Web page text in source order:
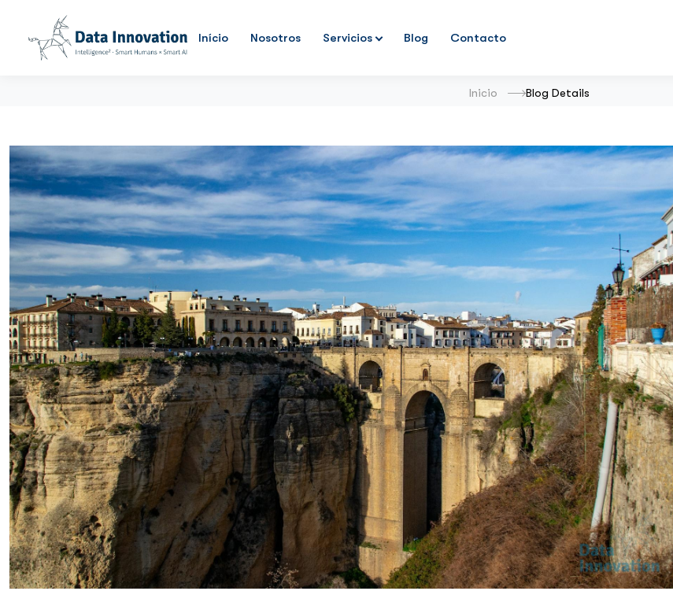
Início Nosotros Servicios Blog Contacto
Inicio Blog Details